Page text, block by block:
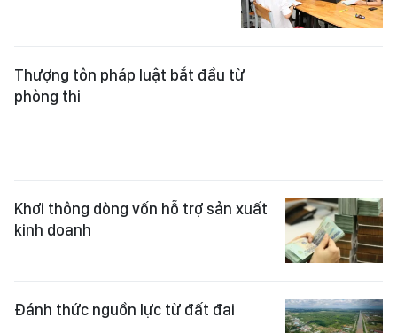
Thượng tôn pháp luật bắt đầu từ
phòng thi
Khơi thông dòng vốn hỗ trợ sản xuất
kinh doanh
Đánh thức nguồn lực từ đất đai